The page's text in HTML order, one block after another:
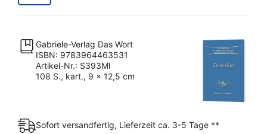
Gabriele-Verlag Das Wort
ISBN: 9783964463531
Artikel-Nr.: S393MI
108 S., kart., 9 x 12,5 cm
Sofort versandfertig, Lieferzeit ca. 3-5 Tage **